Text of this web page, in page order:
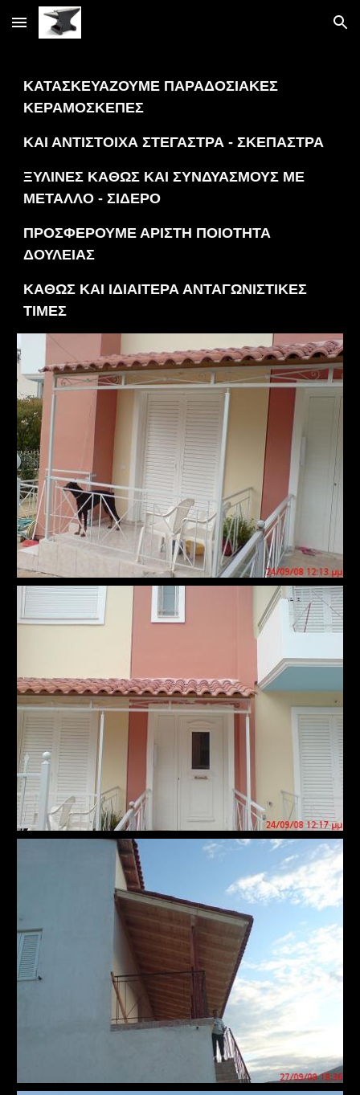
Skip to main content Skip to navigation
ΚΑΤΑΣΚΕΥΑΖΟΥΜΕ ΠΑΡΑΔΟΣΙΑΚΕΣ
ΚΕΡΑΜΟΣΚΕΠΕΣ
ΚΑΙ ΑΝΤΙΣΤΟΙΧΑ ΣΤΕΓΑΣΤΡΑ - ΣΚΕΠΑΣΤΡΑ
ΞΥΛΙΝΕΣ ΚΑΘΩΣ ΚΑΙ ΣΥΝΔΥΑΣΜΟΥΣ ΜΕ
ΜΕΤΑΛΛΟ - ΣΙΔΕΡΟ
ΠΡΟΣΦΕΡΟΥΜΕ ΑΡΙΣΤΗ ΠΟΙΟΤΗΤΑ
ΔΟΥΛΕΙΑΣ
ΚΑΘΩΣ ΚΑΙ ΙΔΙΑΙΤΕΡΑ ΑΝΤΑΓΩΝΙΣΤΙΚΕΣ
ΤΙΜΕΣ